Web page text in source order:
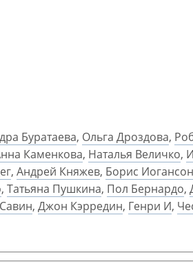
Буратаева, Ольга Дроздова,
Каменкова, Наталья Величко,
, Андрей Княжев, Борис Иогансон
, Татьяна Пушкина, Пол Бернардо,
, Джон Кэрредин, Генри И,